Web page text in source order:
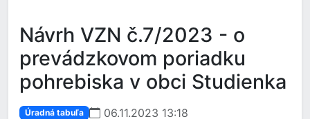
Návrh VZN č.7/2023 - o
prevádzkovom poriadku
pohrebiska v obci Studienka
Úradná tabuľa
06.11.2023 13:18